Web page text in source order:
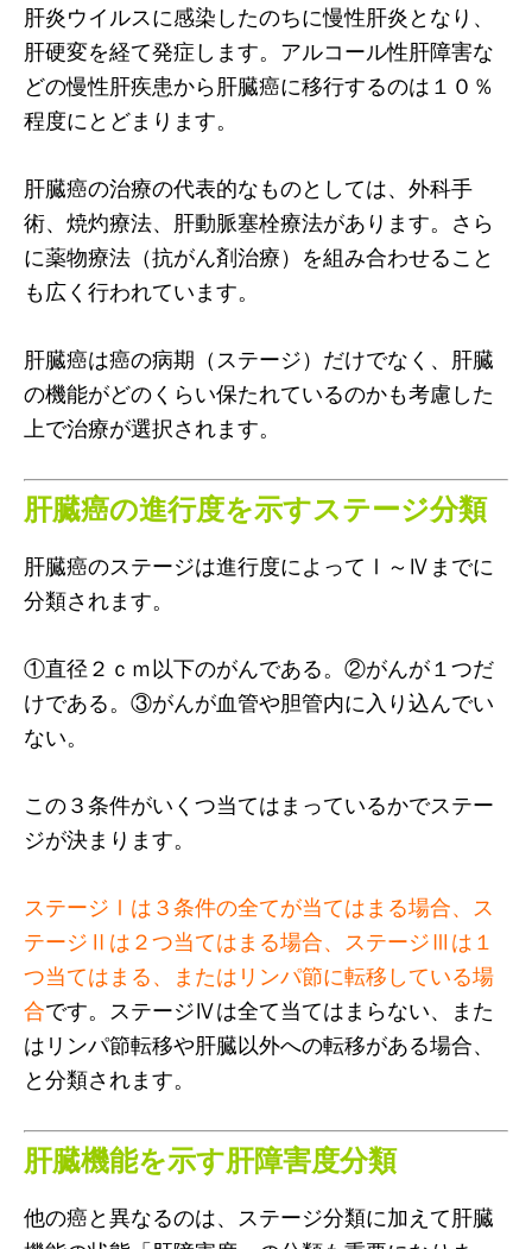
肝炎ウイルスに感染したのちに慢性肝炎となり、
肝硬変を経て発症します。アルコール性肝障害な
どの慢性肝疾患から肝臓癌に移行するのは１０％
程度にとどまります。
肝臓癌の治療の代表的なものとしては、外科手
術、焼灼療法、肝動脈塞栓療法があります。さら
に薬物療法（抗がん剤治療）を組み合わせること
も広く行われています。
肝臓癌は癌の病期（ステージ）だけでなく、肝臓
の機能がどのくらい保たれているのかも考慮した
上で治療が選択されます。
肝臓癌の進行度を示すステージ分類
肝臓癌のステージは進行度によってⅠ～Ⅳまでに
分類されます。
①直径２ｃｍ以下のがんである。②がんが１つだ
けである。③がんが血管や胆管内に入り込んでい
ない。
この３条件がいくつ当てはまっているかでステー
ジが決まります。
ステージⅠは３条件の全てが当てはまる場合、ス
テージⅡは２つ当てはまる場合、ステージⅢは１
つ当てはまる、またはリンパ節に転移している場
合です。ステージⅣは全て当てはまらない、また
はリンパ節転移や肝臓以外への転移がある場合、
と分類されます。
肝臓機能を示す肝障害度分類
他の癌と異なるのは、ステージ分類に加えて肝臓